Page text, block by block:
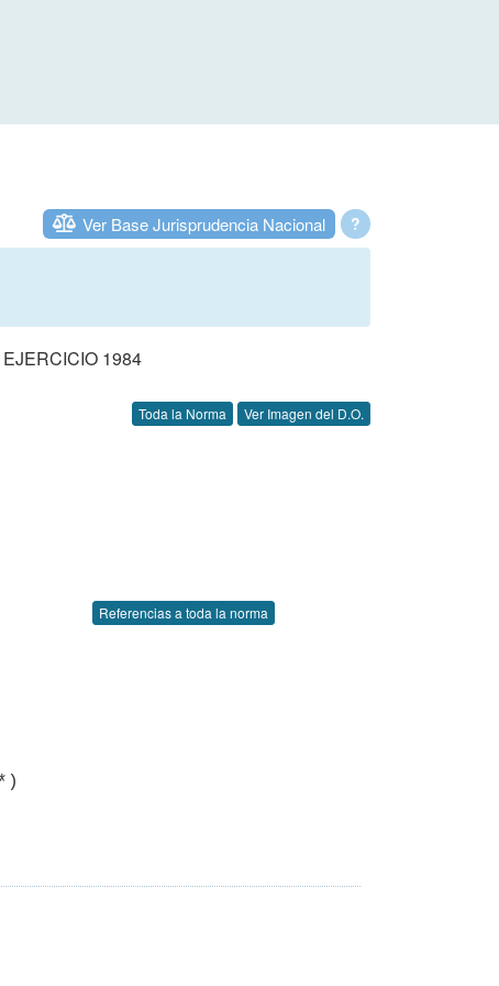
?
Ver Base Jurisprudencia Nacional
1984
Toda la Norma Ver Imagen del D.O.
Referencias a toda la norma